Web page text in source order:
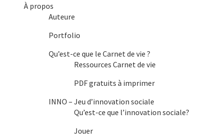
À propos
Auteure
Portfolio
Qu’est-ce que le Carnet de vie ?
Ressources Carnet de vie
PDF gratuits à imprimer
INNO – Jeu d’innovation sociale
Qu’est-ce que l’innovation sociale?
Jouer